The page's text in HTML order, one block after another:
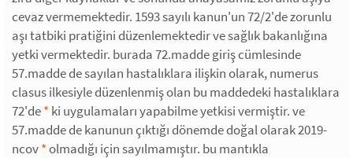
cevaz vermemektedir. 1593 sayılı kanun'un 72/2'de zorunlu
aşı tatbiki pratiğini düzenlemektedir ve sağlık bakanlığına
yetki vermektedir. burada 72.madde giriş cümlesinde
57.madde de sayılan hastalıklara ilişkin olarak, numerus
clasus ilkesiyle düzenlenmiş olan bu maddedeki hastalıklara
72'de* ki uygulamaları yapabilme yetkisi vermiştir. ve
57.madde de kanunun çıktığı dönemde doğal olarak 2019-
ncov*olmadığı için sayılmamıştır. bu mantıkla